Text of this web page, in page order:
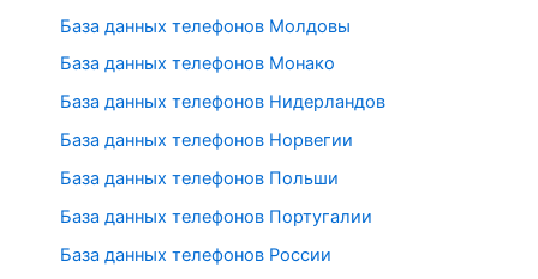
База данных телефонов Молдовы
База данных телефонов Монако
База данных телефонов Нидерландов
База данных телефонов Норвегии
База данных телефонов Польши
База данных телефонов Португалии
База данных телефонов России